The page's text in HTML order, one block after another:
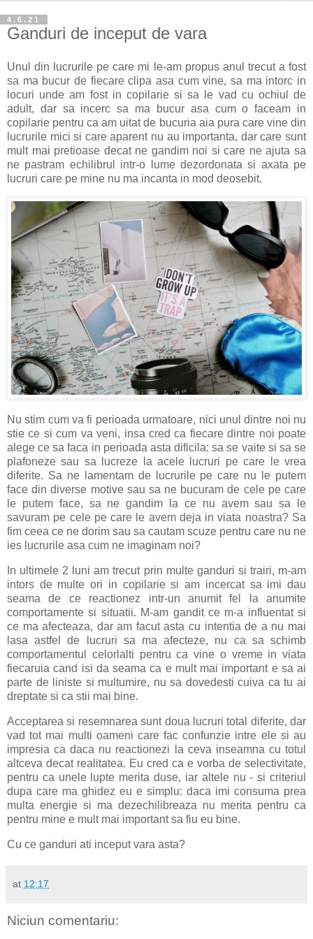
4.6.21
Ganduri de inceput de vara
Unul din lucrurile pe care mi le-am propus anul trecut a fost
sa ma bucur de fiecare clipa asa cum vine, sa ma intorc in
locuri unde am fost in copilarie si sa le vad cu ochiul de
adult, dar sa incerc sa ma bucur asa cum o faceam in
copilarie pentru ca am uitat de bucuria aia pura care vine din
lucrurile mici si care aparent nu au importanta, dar care sunt
mult mai pretioase decat ne gandim noi si care ne ajuta sa
ne pastram echilibrul intr-o lume dezordonata si axata pe
lucruri care pe mine nu ma incanta in mod deosebit.
Nu stim cum va fi perioada urmatoare, nici unul dintre noi nu
stie ce si cum va veni, insa cred ca fiecare dintre noi poate
alege ce sa faca in perioada asta dificila: sa se vaite si sa se
plafoneze sau sa lucreze la acele lucruri pe care le vrea
diferite. Sa ne lamentam de lucrurile pe care nu le putem
face din diverse motive sau sa ne bucuram de cele pe care
le putem face, sa ne gandim la ce nu avem sau sa le
savuram pe cele pe care le avem deja in viata noastra? Sa
fim ceea ce ne dorim sau sa cautam scuze pentru care nu ne
ies lucrurile asa cum ne imaginam noi?
In ultimele 2 luni am trecut prin multe ganduri si trairi, m-am
intors de multe ori in copilarie si am incercat sa imi dau
seama de ce reactionez intr-un anumit fel la anumite
comportamente si situatii. M-am gandit ce m-a influentat si
ce ma afecteaza, dar am facut asta cu intentia de a nu mai
lasa astfel de lucruri sa ma afecteze, nu ca sa schimb
comportamentul celorlalti pentru ca vine o vreme in viata
fiecaruia cand isi da seama ca e mult mai important e sa ai
parte de liniste si multumire, nu sa dovedesti cuiva ca tu ai
dreptate si ca stii mai bine.
Acceptarea si resemnarea sunt doua lucruri total diferite, dar
vad tot mai multi oameni care fac confunzie intre ele si au
impresia ca daca nu reactionezi la ceva inseamna cu totul
altceva decat realitatea. Eu cred ca e vorba de selectivitate,
pentru ca unele lupte merita duse, iar altele nu - si criteriul
dupa care ma ghidez eu e simplu: daca imi consuma prea
multa energie si ma dezechilibreaza nu merita pentru ca
pentru mine e mult mai important sa fiu eu bine.
Cu ce ganduri ati inceput vara asta?
at 12:17
Niciun comentariu: